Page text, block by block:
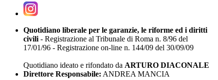
Quotidiano liberale per le garanzie, le riforme ed i diritti
civili - Registrazione al Tribunale di Roma n. 8/96 del
17/01/96 - Registrazione on-line n. 144/09 del 30/09/09
Quotidiano ideato e rifondato da ARTURO DIACONALE
Direttore Responsabile: ANDREA MANCIA